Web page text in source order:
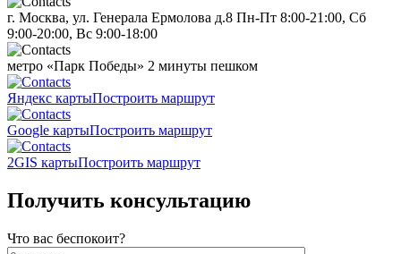
г. Москва, ул. Генерала Ермолова д.8 Пн-Пт 8:00-21:00, Сб
9:00-20:00, Вс 9:00-18:00
метро «Парк Победы» 2 минуты пешком
Яндекс картыПостроить маршрут
Google картыПостроить маршрут
2GIS картыПостроить маршрут
Получить консультацию
Что вас беспокоит?